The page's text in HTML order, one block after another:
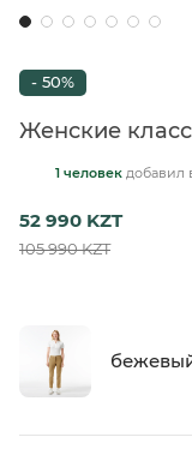
- 50%
Женские
1 человек добавил
52 990 KZT
105 990 KZT